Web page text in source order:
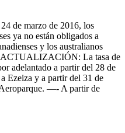
de marzo de 2016, los
ya no están obligados a
y los australianos
ACTUALIZACIÓN: La tasa de
adelantado a partir del 28 de
Ezeiza y a partir del 31 de
—- A partir de